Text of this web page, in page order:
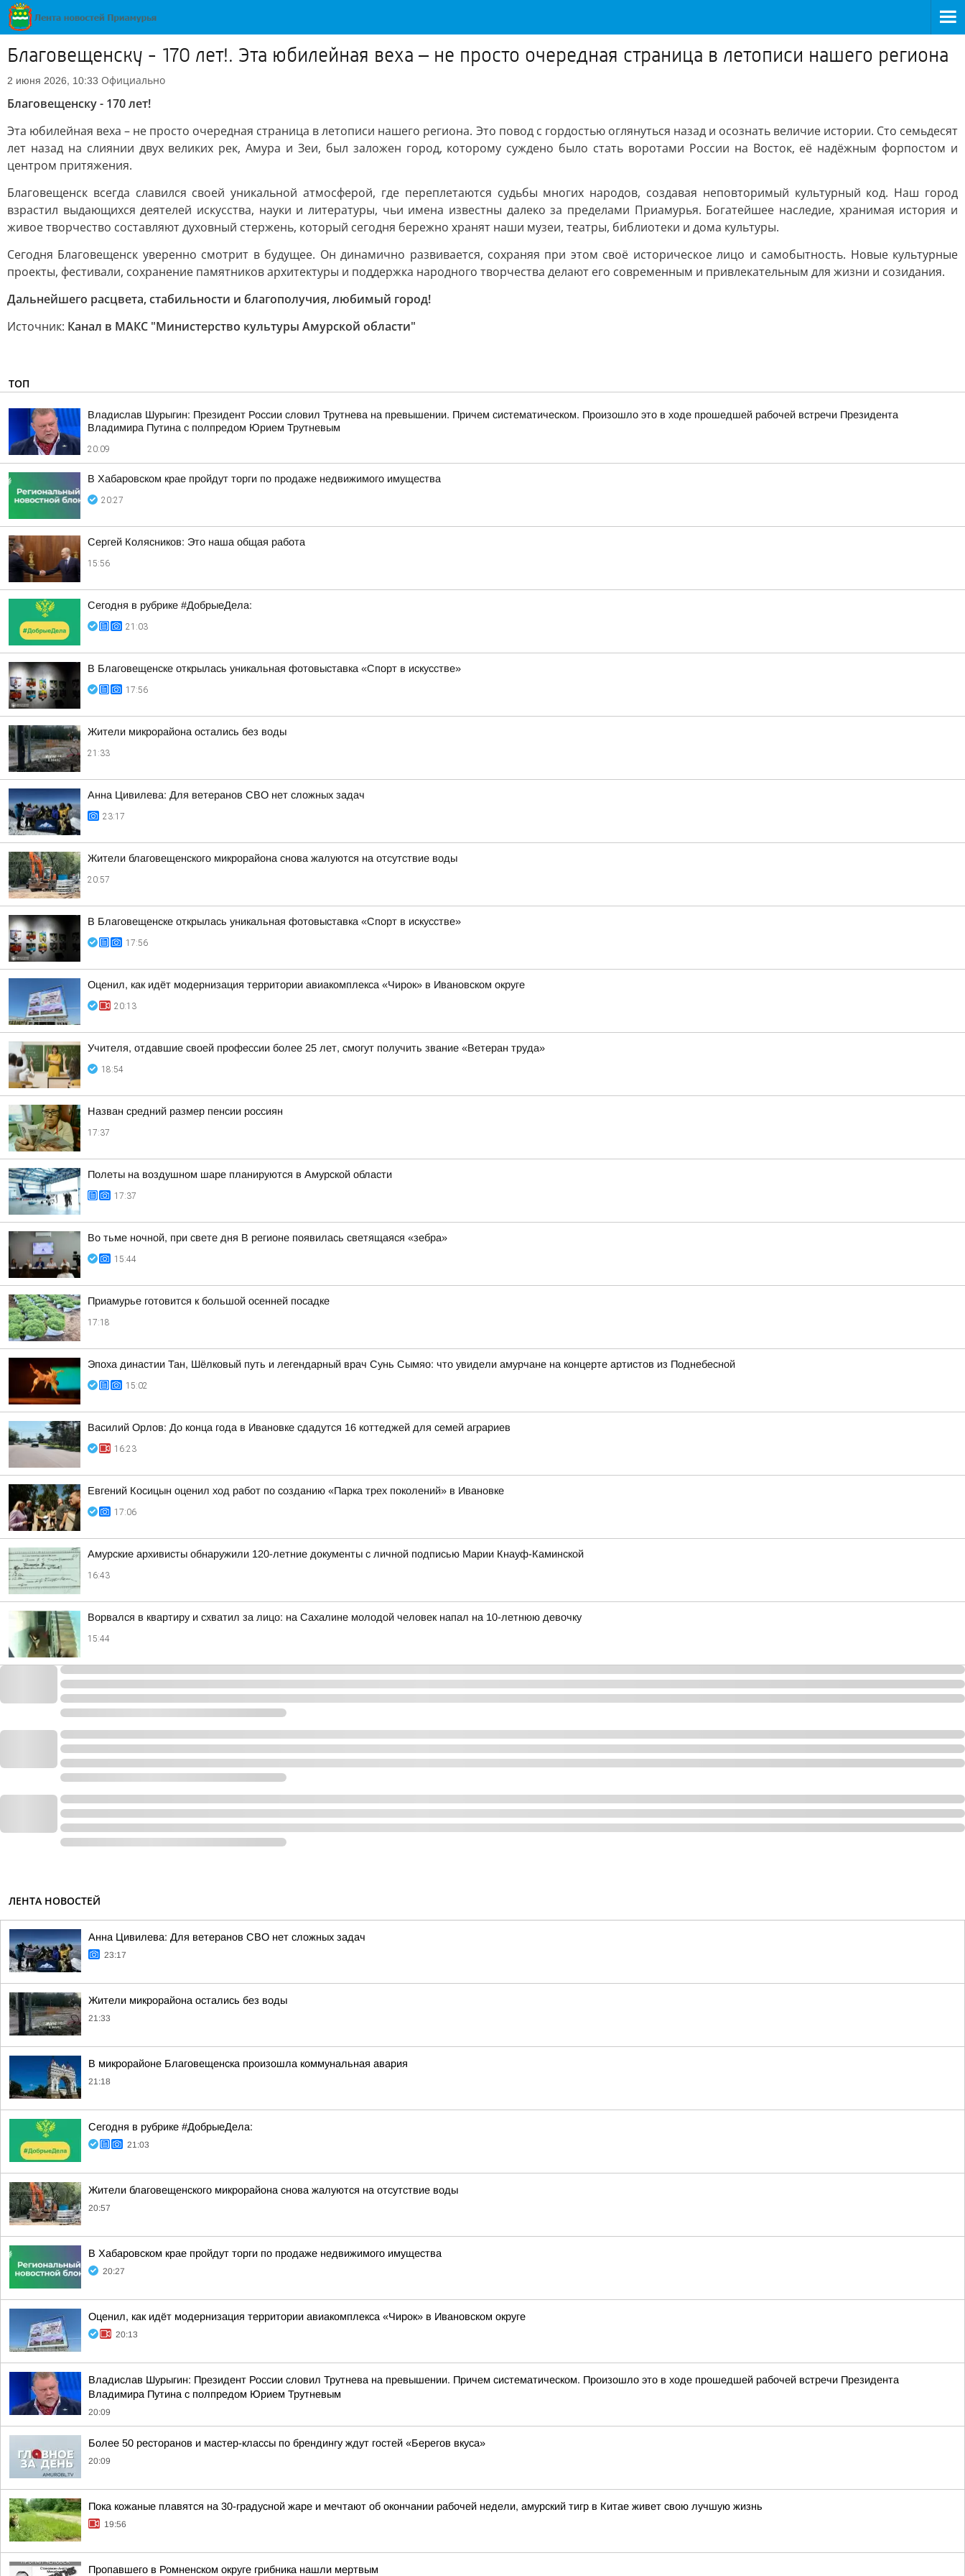
Благовещенску - 170 лет!. Эта юбилейная веха – не просто очередная страница в летописи нашего региона
2 июня 2026, 10:33 Официально
Благовещенску - 170 лет!
Эта юбилейная веха – не просто очередная страница в летописи нашего региона. Это повод с гордостью оглянуться назад и осознать величие истории. Сто семьдесят
лет назад на слиянии двух великих рек, Амура и Зеи, был заложен город, которому суждено было стать воротами России на Восток, её надёжным форпостом и
центром притяжения.
Благовещенск всегда славился своей уникальной атмосферой, где переплетаются судьбы многих народов, создавая неповторимый культурный код. Наш город
взрастил выдающихся деятелей искусства, науки и литературы, чьи имена известны далеко за пределами Приамурья. Богатейшее наследие, хранимая история и
живое творчество составляют духовный стержень, который сегодня бережно хранят наши музеи, театры, библиотеки и дома культуры.
Сегодня Благовещенск уверенно смотрит в будущее. Он динамично развивается, сохраняя при этом своё историческое лицо и самобытность. Новые культурные
проекты, фестивали, сохранение памятников архитектуры и поддержка народного творчества делают его современным и привлекательным для жизни и созидания.
Дальнейшего расцвета, стабильности и благополучия, любимый город!
Источник: Канал в МАКС "Министерство культуры Амурской области"
ТОП
Владислав Шурыгин: Президент России словил Трутнева на превышении. Причем систематическом. Произошло это в ходе прошедшей рабочей встречи Президента
Владимира Путина с полпредом Юрием Трутневым
20:09
В Хабаровском крае пройдут торги по продаже недвижимого имущества
20:27
Сергей Колясников: Это наша общая работа
15:56
Сегодня в рубрике #ДобрыеДела:
21:03
В Благовещенске открылась уникальная фотовыставка «Спорт в искусстве»
17:56
Жители микрорайона остались без воды
21:33
Анна Цивилева: Для ветеранов СВО нет сложных задач
23:17
Жители благовещенского микрорайона снова жалуются на отсутствие воды
20:57
В Благовещенске открылась уникальная фотовыставка «Спорт в искусстве»
17:56
Оценил, как идёт модернизация территории авиакомплекса «Чирок» в Ивановском округе
20:13
Учителя, отдавшие своей профессии более 25 лет, смогут получить звание «Ветеран труда»
18:54
Назван средний размер пенсии россиян
17:37
Полеты на воздушном шаре планируются в Амурской области
17:37
Во тьме ночной, при свете дня В регионе появилась светящаяся «зебра»
15:44
Приамурье готовится к большой осенней посадке
17:18
Эпоха династии Тан, Шёлковый путь и легендарный врач Сунь Сымяо: что увидели амурчане на концерте артистов из Поднебесной
15:02
Василий Орлов: До конца года в Ивановке сдадутся 16 коттеджей для семей аграриев
16:23
Евгений Косицын оценил ход работ по созданию «Парка трех поколений» в Ивановке
17:06
Амурские архивисты обнаружили 120-летние документы с личной подписью Марии Кнауф-Каминской
16:43
Ворвался в квартиру и схватил за лицо: на Сахалине молодой человек напал на 10-летнюю девочку
15:44
ЛЕНТА НОВОСТЕЙ
Анна Цивилева: Для ветеранов СВО нет сложных задач
23:17
Жители микрорайона остались без воды
21:33
В микрорайоне Благовещенска произошла коммунальная авария
21:18
Сегодня в рубрике #ДобрыеДела:
21:03
Жители благовещенского микрорайона снова жалуются на отсутствие воды
20:57
В Хабаровском крае пройдут торги по продаже недвижимого имущества
20:27
Оценил, как идёт модернизация территории авиакомплекса «Чирок» в Ивановском округе
20:13
Владислав Шурыгин: Президент России словил Трутнева на превышении. Причем систематическом. Произошло это в ходе прошедшей рабочей встречи Президента
Владимира Путина с полпредом Юрием Трутневым
20:09
Более 50 ресторанов и мастер-классы по брендингу ждут гостей «Берегов вкуса»
20:09
Пока кожаные плавятся на 30-градусной жаре и мечтают об окончании рабочей недели, амурский тигр в Китае живет свою лучшую жизнь
19:56
Пропавшего в Ромненском округе грибника нашли мертвым